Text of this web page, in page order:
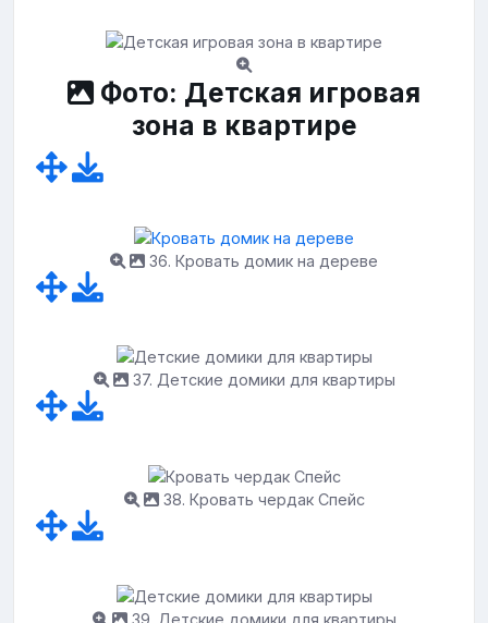
Фото: Детская игровая
зона в квартире
36. Кровать домик на дереве
37. Детские домики для квартиры
38. Кровать чердак Спейс
39. Детские домики для квартиры